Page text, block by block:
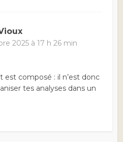
2025 à 17 h 26 min
est composé : il n’est donc
tes analyses dans un